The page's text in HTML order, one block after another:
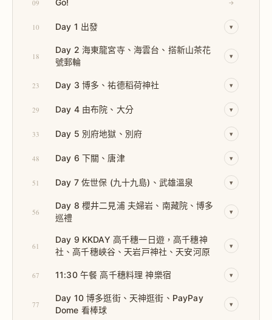
09 Go! →
10 Day 1 出發 ▾
18
Day 2 海東龍宮寺、海雲台、搭新山茶花
號郵輪
▾
23 Day 3 博多、祐德稻荷神社 ▾
29 Day 4 由布院、大分 ▾
33 Day 5 別府地獄、別府 ▾
48 Day 6 下關、唐津 ▾
51 Day 7 佐世保 (九十九島)、武雄溫泉 ▾
56
Day 8 櫻井二見浦 夫婦岩、南藏院、博多
巡禮
▾
61
Day 9 KKDAY 高千穗一日遊，高千穗神
社、高千穗峽谷、天岩戸神社、天安河原
▾
67 11:30 午餐 高千穗料理 神樂宿 ▾
77
Day 10 博多逛街、天神逛街、PayPay
Dome 看棒球
▾